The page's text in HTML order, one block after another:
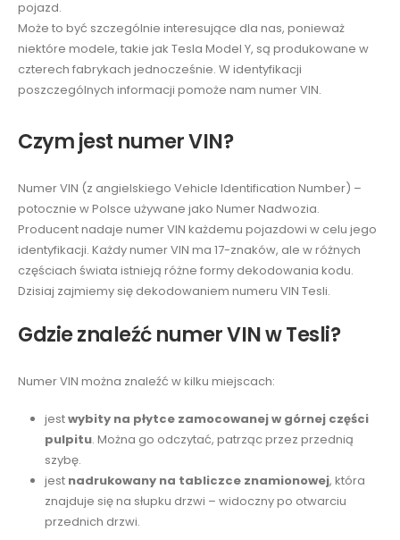
pojazd.
Może to być szczególnie interesujące dla nas, ponieważ
niektóre modele, takie jak Tesla Model Y, są produkowane w
czterech fabrykach jednocześnie. W identyfikacji
poszczególnych informacji pomoże nam numer VIN.
Czym jest numer VIN?
Numer VIN (z angielskiego Vehicle Identification Number) –
potocznie w Polsce używane jako Numer Nadwozia.
Producent nadaje numer VIN każdemu pojazdowi w celu jego
identyfikacji. Każdy numer VIN ma 17-znaków, ale w różnych
częściach świata istnieją różne formy dekodowania kodu.
Dzisiaj zajmiemy się dekodowaniem numeru VIN Tesli.
Gdzie znaleźć numer VIN w Tesli?
Numer VIN można znaleźć w kilku miejscach:
jestwybity na płytce zamocowanej w górnej części
pulpitu. Można go odczytać, patrząc przez przednią
szybę.
jest nadrukowany na tabliczce znamionowej, która
znajduje się na słupku drzwi – widoczny po otwarciu
przednich drzwi.